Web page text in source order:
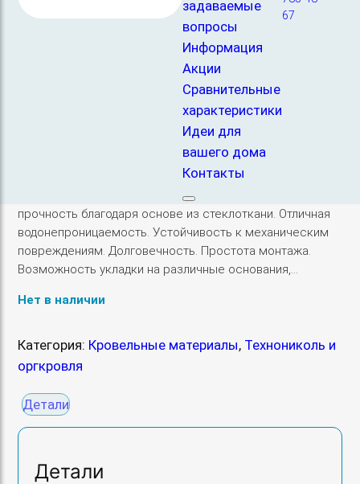
задаваемые
вопросы
Информация
Акции
Сравнительные
характеристики
Идеи для
вашего дома
Контакты
67
который используется для создания надежной защиты
строительных конструкций от проникновения воды. Его
основа состоит из стеклоткани, которая пропитана
битумом и покрыта защитной посыпкой сверху и снизу.
Основные характеристики: Тип материала: Стеклофлекс.
рулона: 10 квадратных метров. Толщина: Около 3 мм.
Вес рулона: Примерно 30 кг. Назначение: Гидроизоляция
кровли. Устройство мягкой кровли. Ремонт старых
кровель. Гидроизоляция подземных сооружений, таких
как фундаменты и подвалы. Преимущества: Высокая
прочность благодаря основе из стеклоткани. Отличная
водонепроницаемость. Устойчивость к механическим
повреждениям. Долговечность. Простота монтажа.
Возможность укладки на различные основания,…
Нет в наличии
Категория: Кровельные материалы, Технониколь и
оргкровля
Детали
Детали